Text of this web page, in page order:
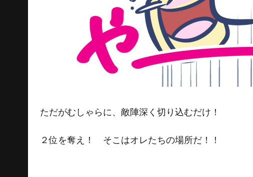
ただがむしゃらに、敵陣深く切り込むだけ！
２位を奪え！ そこはオレたちの場所だ！！